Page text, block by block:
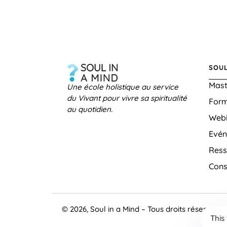
Une école holistique au service
du Vivant pour vivre sa spiritualité
au quotidien.
© 2026, Soul in a Mind – Tous droits réservés